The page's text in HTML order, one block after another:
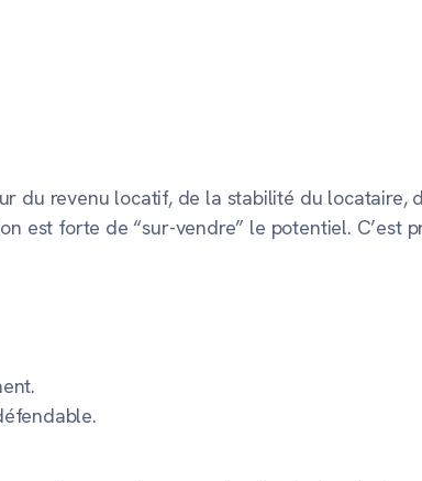
du revenu locatif, de la stabilité du locataire,
est forte de “sur-vendre” le potentiel. C’est